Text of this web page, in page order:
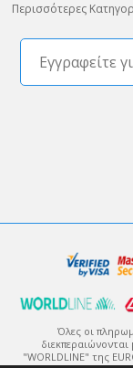
Περισσότερες
Όλες οι
"WORLDLINE" της